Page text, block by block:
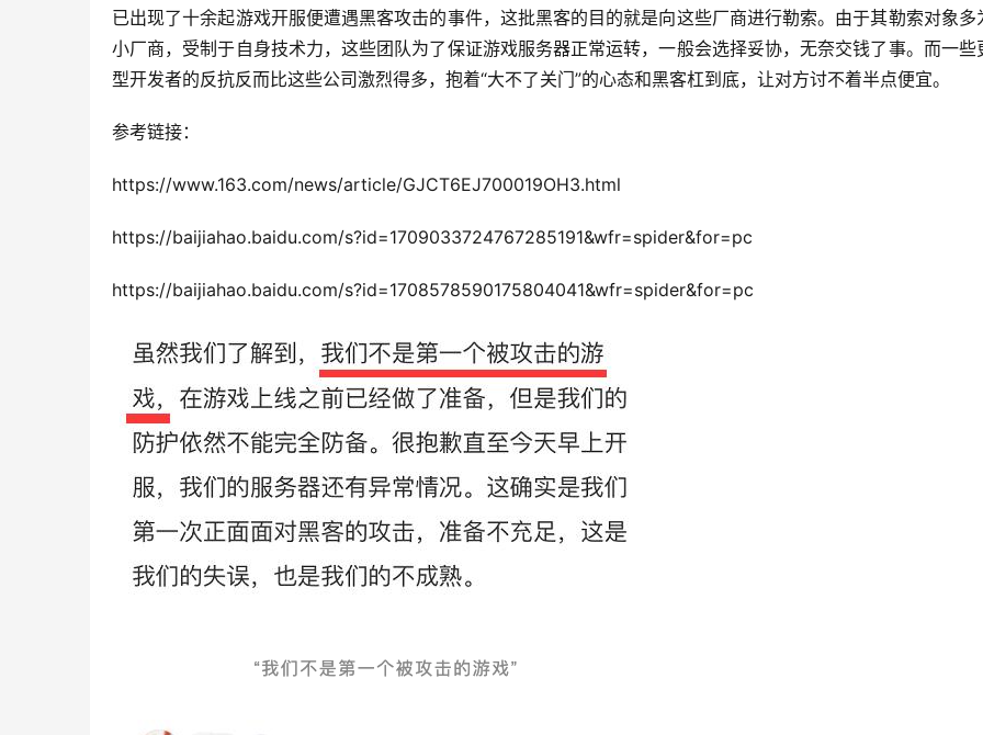
已出现了十余起游戏开服便遭遇黑客攻击的事件，这批黑客的目的就是向这些厂商进行勒索。由于其勒索对象多
小厂商，受制于自身技术力，这些团队为了保证游戏服务器正常运转，一般会选择妥协，无奈交钱了事。而一些
型开发者的反抗反而比这些公司激烈得多，抱着“大不了关门”的心态和黑客杠到底，让对方讨不着半点便宜。
参考链接：
https://www.163.com/news/article/GJCT6EJ700019OH3.html
https://baijiahao.baidu.com/s?id=1709033724767285191&wfr=spider&for=pc
https://baijiahao.baidu.com/s?id=1708578590175804041&wfr=spider&for=pc